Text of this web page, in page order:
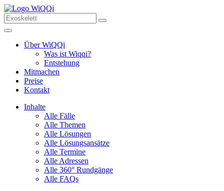
Über WiQQi
Was ist Wiqqi?
Entstehung
Mitmachen
Preise
Kontakt
Inhalte
Alle Fälle
Alle Themen
Alle Lösungen
Alle Lösungsansätze
Alle Termine
Alle Adressen
Alle 360° Rundgänge
Alle FAQs